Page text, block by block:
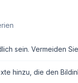
sein. Vermeiden
hinzu, die den